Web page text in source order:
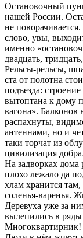
Остановочный
нашей России.
не
слово, увы,
именно
двадцать,
Рельсы-рельсы,
ста от полотна
подъезда:
вытоптана к дому
вагона». Балконов
распахнуты,
антеннами, но и
таки торчат из
цивилизация
На задворках дома
плохо лежало да
хлам хранится
соленья-варенья.
Деревуха уже за
вылепились в
Многоквартирник!